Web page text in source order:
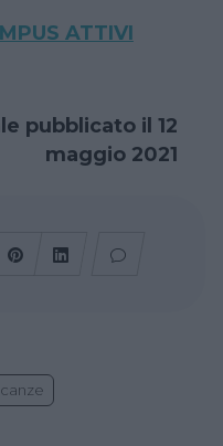
ATTIVI
pubblicato il 12
maggio 2021